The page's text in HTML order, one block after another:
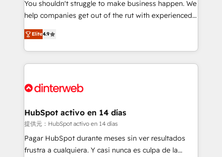
integration capabilities 💼 Consultative, long-term
partners who will embed ourselves into your
business, processes and systems 🏢 We specialise in
working with mid-market and enterprise
organisations, global organisations and those with
complex use cases 🏆 CRM Implementation,
Onboarding Accredited 🔐 ISO27001 & ISO9001
You shouldn't struggle to make business happen. We
help companies get out of the rut with experienced,
process-oriented teams implementing HubSpot
Marketing, Sales, Service, CMS and Operations Hub,
so selling and actually engaging with your customers
feels easy and pain-free. We are a top ranked
and Customer First Awards, 4.9/5 rating in HubSpot
helps the following industries: logistics & 3PL, home
improvement & construction, branding and
commercialization, real estate, health, education,
SaaS, Software Dev & IT and consulting, make the
Elite4.9
HubSpot activo en 14 días
提供元：HubSpot activo en 14 días
Pagar HubSpot durante meses sin ver resultados
frustra a cualquiera. Y casi nunca es culpa de la